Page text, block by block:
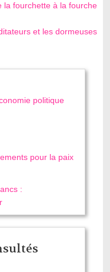
la fourchette à la fourche
et les dormeuses
politique
pour la paix
: